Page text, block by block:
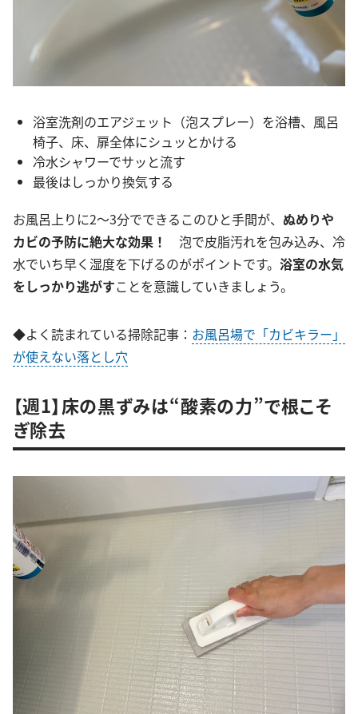
浴室洗剤のエアジェット（泡スプレー）を浴槽、風呂
椅子、床、扉全体にシュッとかける
冷水シャワーでサッと流す
最後はしっかり換気する
お風呂上りに2～3分でできるこのひと手間が、 ぬめりや
カビの予防に絶大な効果！ 泡で皮脂汚れを包み込み、冷
水でいち早く湿度を下げるのがポイントです。 浴室の水気
をしっかり逃がすことを意識していきましょう。
◆よく読まれている掃除記事： お風呂場で「カビキラー」
が使えない落とし穴
【週1】床の黒ずみは“酸素の力”で根こそ
ぎ除去